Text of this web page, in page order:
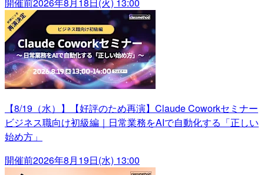
【8/19（水）】【好評のため再演】Claude Coworkセミナー
ビジネス職向け初級編｜日常業務をAIで自動化する「正しい
始め方」
開催前2026年8月19日(水) 13:00